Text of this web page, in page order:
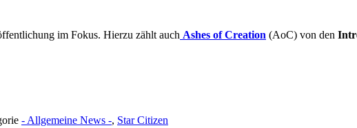
im Fokus. Hierzu zählt auch Ashes of Creation (AoC) von den
- Allgemeine News -, Star Citizen